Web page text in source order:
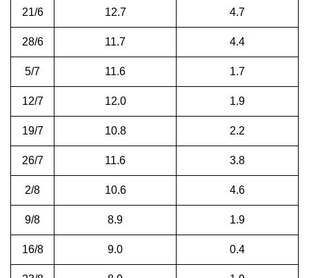
21/6 12.7 4.7
28/6 11.7 4.4
5/7 11.6 1.7
12/7 12.0 1.9
19/7 10.8 2.2
26/7 11.6 3.8
2/8 10.6 4.6
9/8 8.9 1.9
16/8 9.0 0.4